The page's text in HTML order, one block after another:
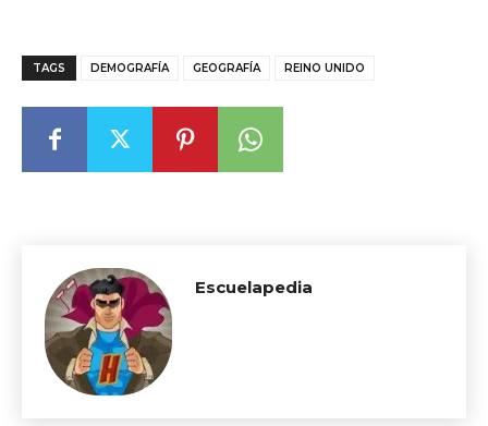
TAGS DEMOGRAFÍA GEOGRAFÍA REINO UNIDO
Escuelapedia